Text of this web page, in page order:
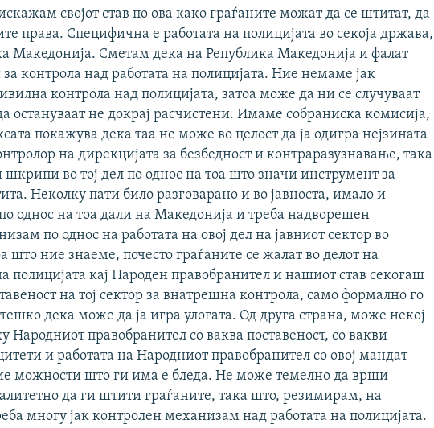
својот став по ова како граѓаните можат да се штитат, да
права. Специфична е работата на полицијата во секоја држава,
Македонија. Сметам дека на Република Македонија и фалат
контрола над работата на полицијата. Ние немаме јак
контрола над полицијата, затоа може да ни се случуваат
остануваат не докрај расчистени. Имаме собраниска комисија,
покажува дека таа не може во целост да ја одигра нејзината
на дирекцијата за безбедност и контраразузнавање, така
во тој дел по однос на тоа што значи инструмент за
Неколку пати било разговарано и во јавноста, имало и
однос на тоа дали на Македонија и треба надворешен
по однос на работата на овој дел на јавниот сектор во
што ние знаеме, почесто граѓаните се жалат во делот на
полицијата кај Народен правобранител и нашиот став секогаш
на тој сектор за внатрешна контрола, само формално го
дека може да ја игра улогата. Од друга страна, може некој
Народниот правобранител со ваква поставеност, со вакви
и работата на Народниот правобранител со овој мандат
можности што ги има е бледа. Не може темелно да врши
да ги штити граѓаните, така што, резимирам, на
многу јак контролен механизам над работата на полицијата.